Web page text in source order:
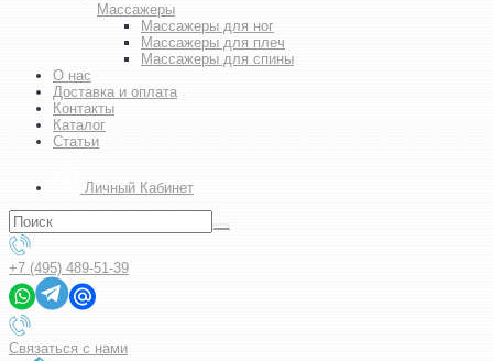
Массажеры
Массажеры для ног
Массажеры для плеч
Массажеры для спины
О нас
Доставка и оплата
Контакты
Каталог
Статьи
Личный Кабинет
+7 (495) 489-51-39
Связаться с нами